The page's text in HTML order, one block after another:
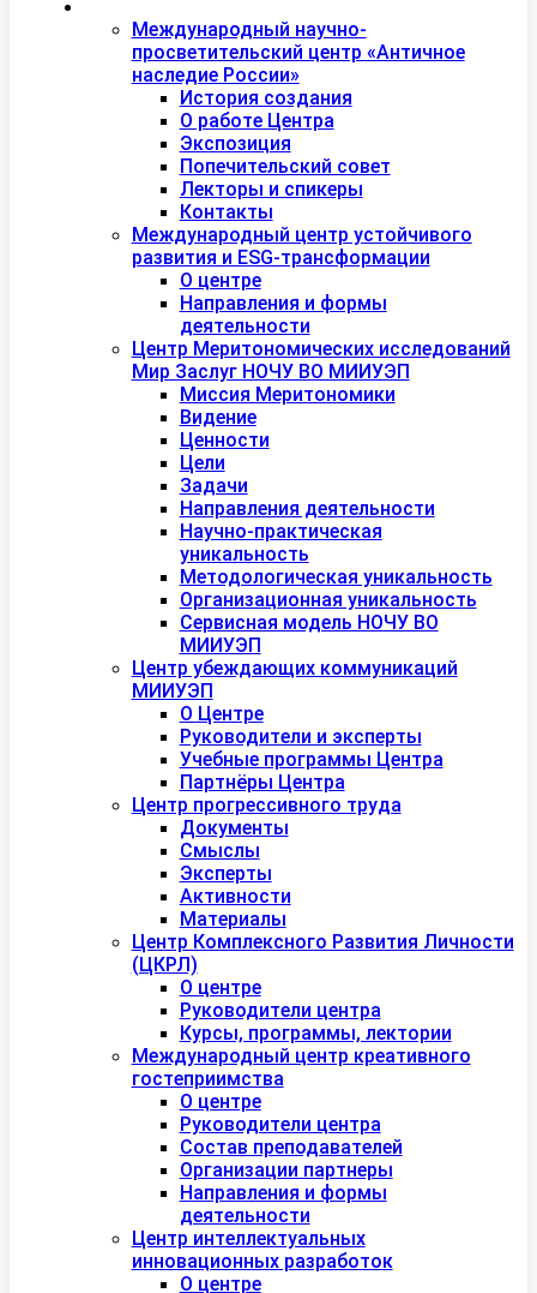
Международный научно-
просветительский центр «Античное
наследие России»
История создания
О работе Центра
Экспозиция
Попечительский совет
Лекторы и спикеры
Контакты
Международный центр устойчивого
развития и ESG-трансформации
О центре
Направления и формы
деятельности
Центр Меритономических исследований
Мир Заслуг НОЧУ ВО МИИУЭП
Миссия Меритономики
Видение
Ценности
Цели
Задачи
Направления деятельности
Научно-практическая
уникальность
Методологическая уникальность
Организационная уникальность
Сервисная модель НОЧУ ВО
МИИУЭП
Центр убеждающих коммуникаций
МИИУЭП
О Центре
Руководители и эксперты
Учебные программы Центра
Партнёры Центра
Центр прогрессивного труда
Документы
Смыслы
Эксперты
Активности
Материалы
Центр Комплексного Развития Личности
(ЦКРЛ)
О центре
Руководители центра
Курсы, программы, лектории
Международный центр креативного
гостеприимства
О центре
Руководители центра
Состав преподавателей
Организации партнеры
Направления и формы
деятельности
Центр интеллектуальных
инновационных разработок
О центре